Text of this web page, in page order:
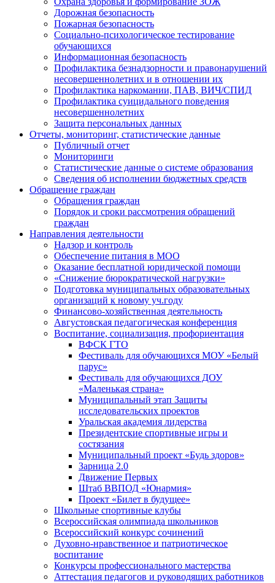
Дорожная безопасность
Пожарная безопасность
Социально-психологическое тестирование
обучающихся
Информационная безопасность
Профилактика безнадзорности и правонарушений
несовершеннолетних и в отношении их
Профилактика наркомании, ПАВ, ВИЧ/СПИД
Профилактика суицидального поведения
несовершеннолетних
Защита персональных данных
Отчеты, мониторинг, статистические данные
Публичный отчет
Мониторинги
Статистические данные о системе образования
Сведения об исполнении бюджетных средств
Обращение граждан
Обращения граждан
Порядок и сроки рассмотрения обращений
граждан
Направления деятельности
Надзор и контроль
Обеспечение питания в МОО
Оказание бесплатной юридической помощи
«Снижение бюрократической нагрузки»
Подготовка муниципальных образовательных
организаций к новому уч.году
Финансово-хозяйственная деятельность
Августовская педагогическая конференция
Воспитание, социализация, профориентация
ВФСК ГТО
Фестиваль для обучающихся МОУ «Белый
парус»
Фестиваль для обучающихся ДОУ
«Маленькая страна»
Муниципальный этап Защиты
исследовательских проектов
Уральская академия лидерства
Президентские спортивные игры и
состязания
Муниципальный проект «Будь здоров»
Зарница 2.0
Движение Первых
Штаб ВВПОД «Юнармия»
Проект «Билет в будущее»
Школьные спортивные клубы
Всероссийская олимпиада школьников
Всероссийский конкурс сочинений
Духовно-нравственное и патриотическое
воспитание
Конкурсы профессионального мастерства
Аттестация педагогов и руководящих работников